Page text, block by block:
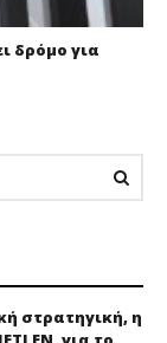
δρόμο για
στρατηγική, η